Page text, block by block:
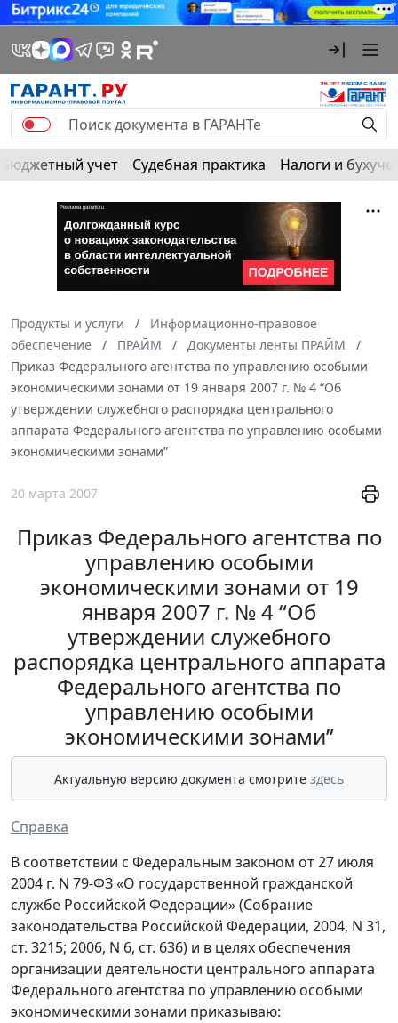
Бюджетный учет Судебная практика Налоги и
Продукты и услуги
Информационно-правовое
обеспечение
ПРАЙМ
Документы ленты ПРАЙМ
Приказ Федерального агентства по управлению особыми
экономическими зонами от 19 января 2007 г. № 4 “Об
утверждении служебного распорядка центрального
аппарата Федерального агентства по управлению особыми
экономическими зонами”
20 марта 2007
Приказ Федерального агентства по
управлению особыми
экономическими зонами от 19
января 2007 г. № 4 “Об
утверждении служебного
распорядка центрального аппарата
Федерального агентства по
управлению особыми
экономическими зонами”
Актуальную версию документа смотрите здесь
Справка
В соответствии с Федеральным законом от 27 июля
2004 г. N 79-ФЗ «О государственной гражданской
службе Российской Федерации» (Собрание
законодательства Российской Федерации, 2004, N 31,
ст. 3215; 2006, N 6, ст. 636) и в целях обеспечения
организации деятельности центрального аппарата
Федерального агентства по управлению особыми
экономическими зонами приказываю: